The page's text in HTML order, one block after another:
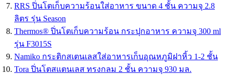
RRS ปิ่นโตเก็บความร้อนใส่อาหาร ขนาด 4 ชั้น ความจุ 2.8
ลิตร รุ่น Season
Thermos® ปิ่นโตเก็บความร้อน กระปุกอาหาร ความจุ 300 ml
รุ่น F3015S
Namiko กระติกสเตนเลสใส่อาหารเก็บอุณหภูมิฝาหิ้ว 1-2 ชั้น
Tora ปิ่นโตสแตนเลส ทรงกลม 2 ชั้น ความจุ 930 มล.